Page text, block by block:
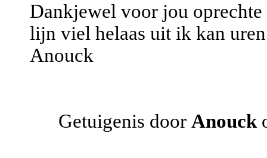
Dankjewel voor jou
lijn viel helaas uit ik kan
Anouck
Getuigenis door Anouck